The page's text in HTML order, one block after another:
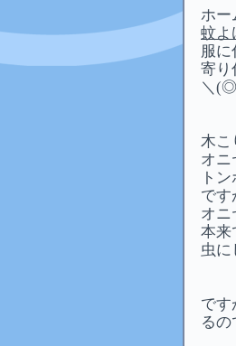
ホー
蚊よ
服
寄り
＼
木こ
オニ
ト
で
オニ
本来
虫
で
る